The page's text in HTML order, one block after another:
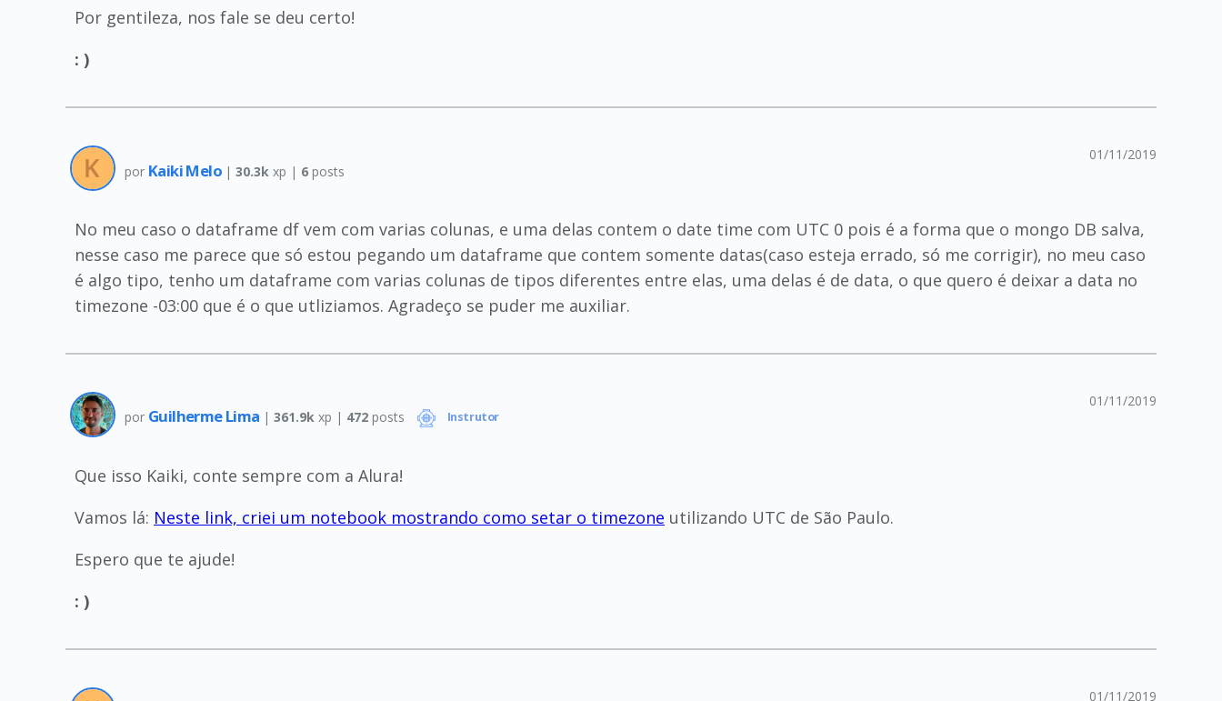
Por gentileza, nos fale se deu certo!
: )
por Kaiki Melo |30.3k xp | 6 posts
01/11/2019
No meu caso o dataframe df vem com varias colunas, e uma delas contem o date time com UTC 0 pois é a forma que o mongo DB salva,
nesse caso me parece que só estou pegando um dataframe que contem somente datas(caso esteja errado, só me corrigir), no meu caso
é algo tipo, tenho um dataframe com varias colunas de tipos diferentes entre elas, uma delas é de data, o que quero é deixar a data no
timezone -03:00 que é o que utliziamos. Agradeço se puder me auxiliar.
por Guilherme Lima | 361.9k xp | 472 posts Instrutor
01/11/2019
Que isso Kaiki, conte sempre com a Alura!
Vamos lá: Neste link, criei um notebook mostrando como setar o timezone utilizando UTC de São Paulo.
Espero que te ajude!
: )
01/11/2019